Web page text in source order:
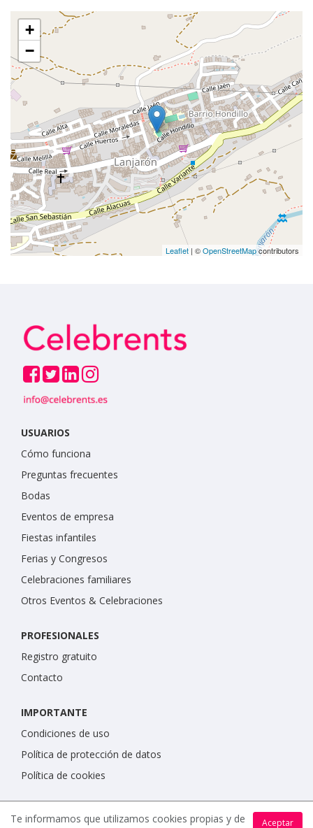
+
−
Leaflet | ©OpenStreetMapcontributors
USUARIOS
Cómo funciona
Preguntas frecuentes
Bodas
Eventos de empresa
Fiestas infantiles
Ferias y Congresos
Celebraciones familiares
Otros Eventos & Celebraciones
PROFESIONALES
Registro gratuito
Contacto
IMPORTANTE
Condiciones de uso
Política de protección de datos
Política de cookies
Aceptar
Te informamos que utilizamos cookies propias y de